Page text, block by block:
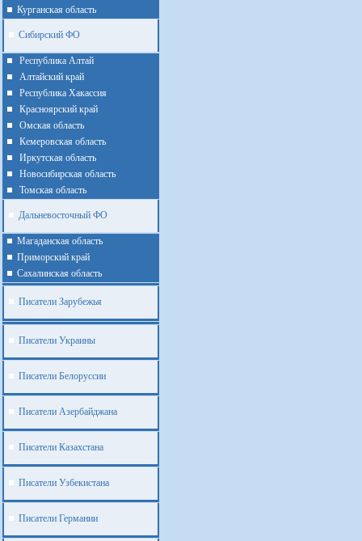
Курганская область
Сибирский ФО
Республика Алтай
Алтайcкий край
Республика Хакассия
Красноярский край
Омская область
Кемеровская область
Иркутская область
Новосибирская область
Томская область
Дальневосточный ФО
Магаданская область
Приморский край
Cахалинская область
Писатели Зарубежья
Писатели Украины
Писатели Белоруссии
Писатели Азербайджана
Писатели Казахстана
Писатели Узбекистана
Писатели Германии